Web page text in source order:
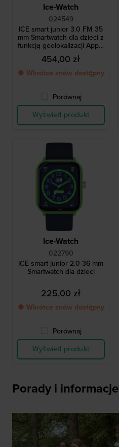
Ice-Watch
024549
ICE smart junior 3.0 FM 35
mm Smartwatch dla dzieci z
funkcją geolokalizacji Apple
Find My
454,00 zł
● Wkrótce znów dostępny
Porównaj
Wyświetl produkt
Ice-Watch
022790
ICE smart junior 2.0 36 mm
Smartwatch dla dzieci
225,00 zł
● Wkrótce znów dostępny
Porównaj
Wyświetl produkt
Porady i informacje